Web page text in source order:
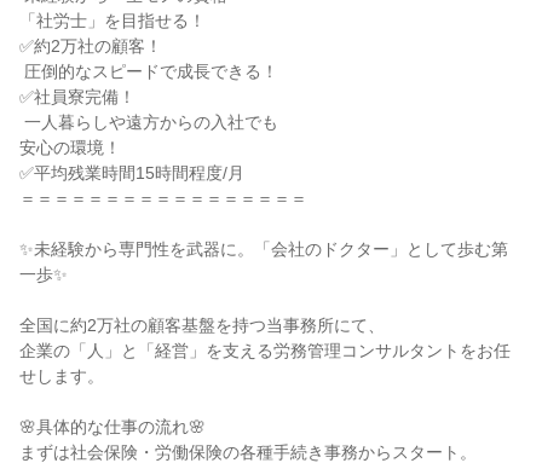
「社労士」を目指せる！
✅約2万社の顧客！
✅社員寮完備！
安心の環境！
✅平均残業時間15時間程度/月
＝＝＝＝＝＝＝＝＝＝＝＝＝＝＝＝＝
✨未経験から専門性を武器に。「会社のドクター」として歩む第
一歩✨
全国に約2万社の顧客基盤を持つ当事務所にて、
企業の「人」と「経営」を支える労務管理コンサルタントをお任
せします。
🌸具体的な仕事の流れ🌸
まずは社会保険・労働保険の各種手続き事務からスタート。